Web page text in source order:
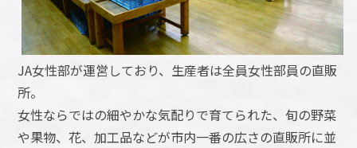
JA女性部が運営しており、生産者は全員女性部員の直販
所。
女性ならではの細やかな気配りで育てられた、旬の野菜
や果物、花、加工品などが市内一番の広さの直販所に並